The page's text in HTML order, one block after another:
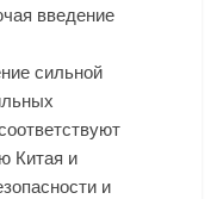
введение
сильной
Китая и
и